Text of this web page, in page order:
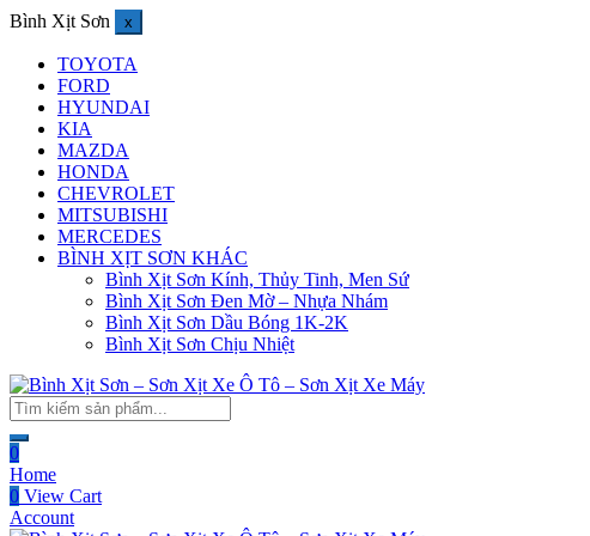
Bình Xịt Sơn x
TOYOTA
FORD
HYUNDAI
KIA
MAZDA
HONDA
CHEVROLET
MITSUBISHI
MERCEDES
BÌNH XỊT SƠN KHÁC
Bình Xịt Sơn Kính, Thủy Tinh, Men Sứ
Bình Xịt Sơn Đen Mờ – Nhựa Nhám
Bình Xịt Sơn Dầu Bóng 1K-2K
Bình Xịt Sơn Chịu Nhiệt
0
Home
0 View Cart
Account